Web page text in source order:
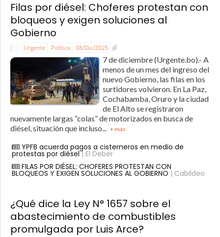
Filas por diésel: Choferes protestan con
bloqueos y exigen soluciones al
Gobierno
Urgente Política 08/Dic/2025
7 de diciembre (Urgente.bo).- A
menos de un mes del ingreso del
nuevo Gobierno, las filas en los
surtidores volvieron. En La Paz,
Cochabamba, Oruro y la ciudad
de El Alto se registraron
nuevamente largas “colas” de motorizados en busca de
diésel, situación que incluso... + más
YPFB acuerda pagos a cisterneros en medio de
protestas por diésel| El Deber
FILAS POR DIÉSEL: CHOFERES PROTESTAN CON
BLOQUEOS Y EXIGEN SOLUCIONES AL GOBIERNO | Cabildeo
¿Qué dice la Ley N° 1657 sobre el
abastecimiento de combustibles
promulgada por Luis Arce?